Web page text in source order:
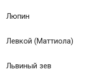
Люпин
Левкой (Маттиола)
Львиный зев